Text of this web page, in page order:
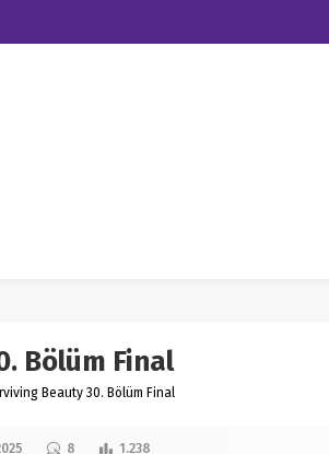
Bölüm Final
Beauty 30. Bölüm Final
8 1.238